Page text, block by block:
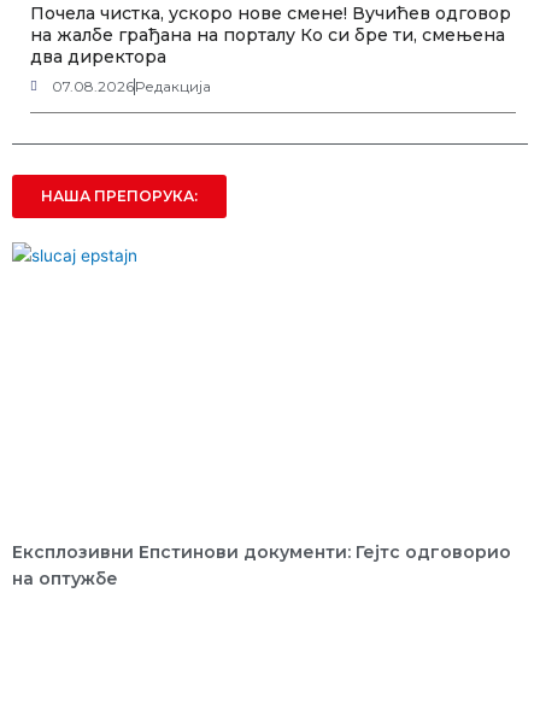
Почела чистка, ускоро нове смене! Вучићев одговор
на жалбе грађана на порталу Ко си бре ти, смењена
два директора
07.08.2026Редакција
НАША ПРЕПОРУКА:
Експлозивни Епстинови документи: Гејтс одговорио
на оптужбе